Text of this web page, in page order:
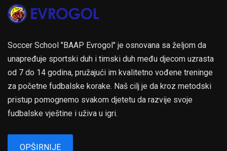
Soccer School "BAAP Evrogol" je osnovana sa željom da
unapređuje sportski duh i timski duh među djecom uzrasta
od 7 do 14 godina, pružajući im kvalitetno vođene treninge
za početne fudbalske korake. Naš cilj je da kroz metodski
pristup pomognemo svakom djetetu da razvije svoje
fudbalske vještine i uživa u igri.
OPŠIRNIJE